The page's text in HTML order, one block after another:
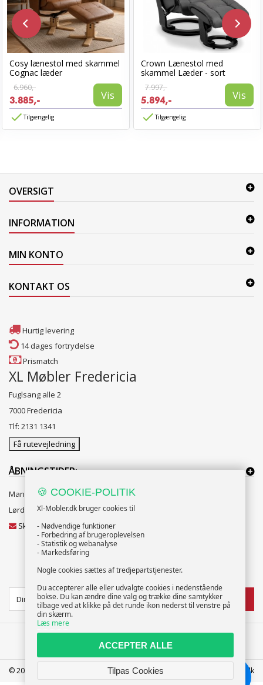
Cosy lænestol med skammel
Cognac læder
6.960,-
3.885,- Vis
Tilgængelig
Crown Lænestol med
skammel Læder - sort
7.997,-
5.894,- Vis
Tilgængelig
OVERSIGT
INFORMATION
© 2025 XL-Møbler ApS | CVR: 39586207 | FREDERICIA | info@xl-mobler.dk
MIN KONTO
KONTAKT OS
Hurtig levering
14 dages fortrydelse
Prismatch
XL Møbler Fredericia
Fuglsang alle 2
7000 Fredericia
Tlf: 2131 1341
Få rutevejledning
ÅBNINGSTIDER:
Mandag til Fredag 10:00 til 18:00
Lørdag og Søndag 10:00 til 16:00
Skriv til vores kundeservice
NYHEDSBREV
TILMELD
🍪 COOKIE-POLITIK
Xl-Mobler.dk bruger cookies til
- Nødvendige funktioner
- Forbedring af brugeroplevelsen
- Statistik og webanalyse
- Markedsføring
Nogle cookies sættes af tredjepartstjenester.
Du accepterer alle eller udvalgte cookies i nedenstående
bokse. Du kan ændre dine valg og trække dine samtykker
tilbage ved at klikke på det runde ikon nederst til venstre på
din skærm.
Læs mere
ACCEPTER ALLE
Tilpas Cookies